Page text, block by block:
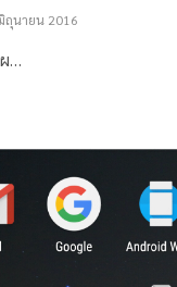
ถุนายน 2016